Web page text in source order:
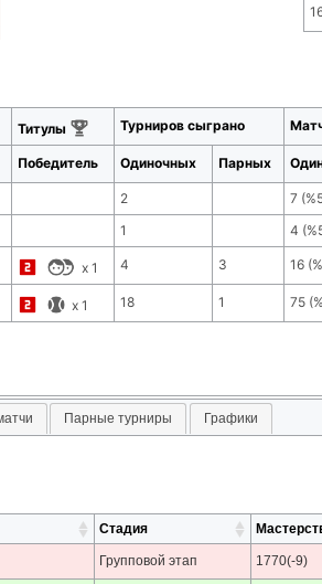
Титулы Турниров сыграно
Победитель Одиночных Парных
2 7 (
1 4 (
x 1 4 3 16 (
x 1 18 1 75 (
Парные турниры Графики
Стадия
Групповой этап 1770(-9)